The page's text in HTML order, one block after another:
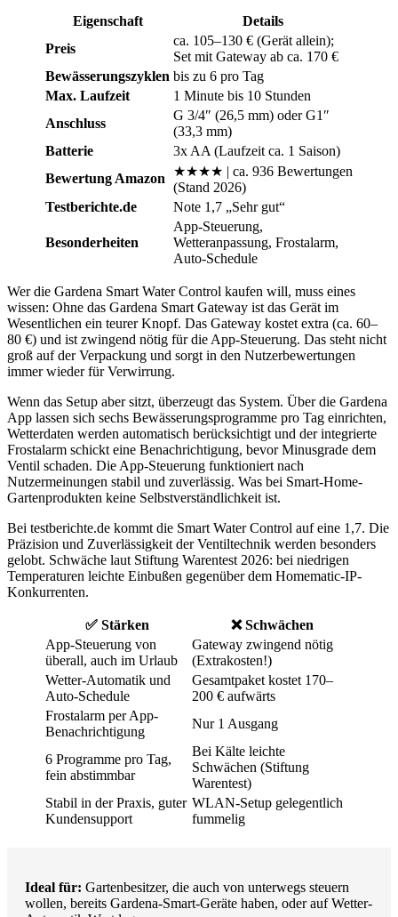
Eigenschaft
Details
Preis
ca. 105–130 € (Gerät allein);
Set mit Gateway ab ca. 170 €
Bewässerungszyklen bis zu 6 pro Tag
Max. Laufzeit
1 Minute bis 10 Stunden
Anschluss
G 3/4″ (26,5 mm) oder G1″
(33,3 mm)
Batterie
3x AA (Laufzeit ca. 1 Saison)
Bewertung Amazon
★★★★ | ca. 936 Bewertungen
(Stand 2026)
Testberichte.de
Note 1,7 „Sehr gut“
Besonderheiten
App-Steuerung,
Wetteranpassung, Frostalarm,
Auto-Schedule
Wer die Gardena Smart Water Control kaufen will, muss eines
wissen: Ohne das Gardena Smart Gateway ist das Gerät im
Wesentlichen ein teurer Knopf. Das Gateway kostet extra (ca. 60–
80 €) und ist zwingend nötig für die App-Steuerung. Das steht nicht
groß auf der Verpackung und sorgt in den Nutzerbewertungen
immer wieder für Verwirrung.
Wenn das Setup aber sitzt, überzeugt das System. Über die Gardena
App lassen sich sechs Bewässerungsprogramme pro Tag einrichten,
Wetterdaten werden automatisch berücksichtigt und der integrierte
Frostalarm schickt eine Benachrichtigung, bevor Minusgrade dem
Ventil schaden. Die App-Steuerung funktioniert nach
Nutzermeinungen stabil und zuverlässig. Was bei Smart-Home-
Gartenprodukten keine Selbstverständlichkeit ist.
Bei testberichte.de kommt die Smart Water Control auf eine 1,7. Die
Präzision und Zuverlässigkeit der Ventiltechnik werden besonders
gelobt. Schwäche laut Stiftung Warentest 2026: bei niedrigen
Temperaturen leichte Einbußen gegenüber dem Homematic-IP-
Konkurrenten.
✅ Stärken
❌ Schwächen
App-Steuerung von
überall, auch im Urlaub
Gateway zwingend nötig
(Extrakosten!)
Wetter-Automatik und
Auto-Schedule
Gesamtpaket kostet 170–
200 € aufwärts
Frostalarm per App-
Benachrichtigung
Nur 1 Ausgang
6 Programme pro Tag,
fein abstimmbar
Bei Kälte leichte
Schwächen (Stiftung
Warentest)
Stabil in der Praxis, guter
Kundensupport
WLAN-Setup gelegentlich
fummelig
Ideal für: Gartenbesitzer, die auch von unterwegs steuern
wollen, bereits Gardena-Smart-Geräte haben, oder auf Wetter-